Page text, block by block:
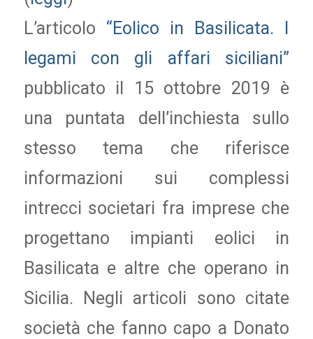
L’articolo “Eolico in Basilicata. I
legami con gli affari siciliani”
pubblicato il 15 ottobre 2019 è
una puntata dell’inchiesta sullo
stesso tema che riferisce
informazioni sui complessi
intrecci societari fra imprese che
progettano impianti eolici in
Basilicata e altre che operano in
Sicilia. Negli articoli sono citate
società che fanno capo a Donato